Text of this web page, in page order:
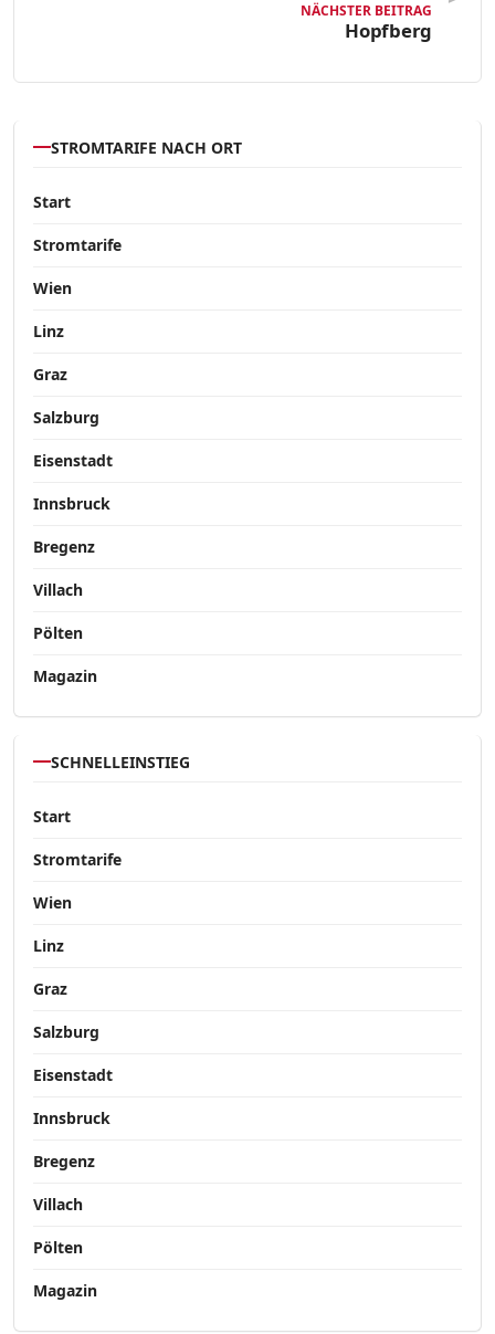
NÄCHSTER BEITRAG
Hopfberg
STROMTARIFE NACH ORT
Start
Stromtarife
Wien
Linz
Graz
Salzburg
Eisenstadt
Innsbruck
Bregenz
Villach
Pölten
Magazin
SCHNELLEINSTIEG
Start
Stromtarife
Wien
Linz
Graz
Salzburg
Eisenstadt
Innsbruck
Bregenz
Villach
Pölten
Magazin